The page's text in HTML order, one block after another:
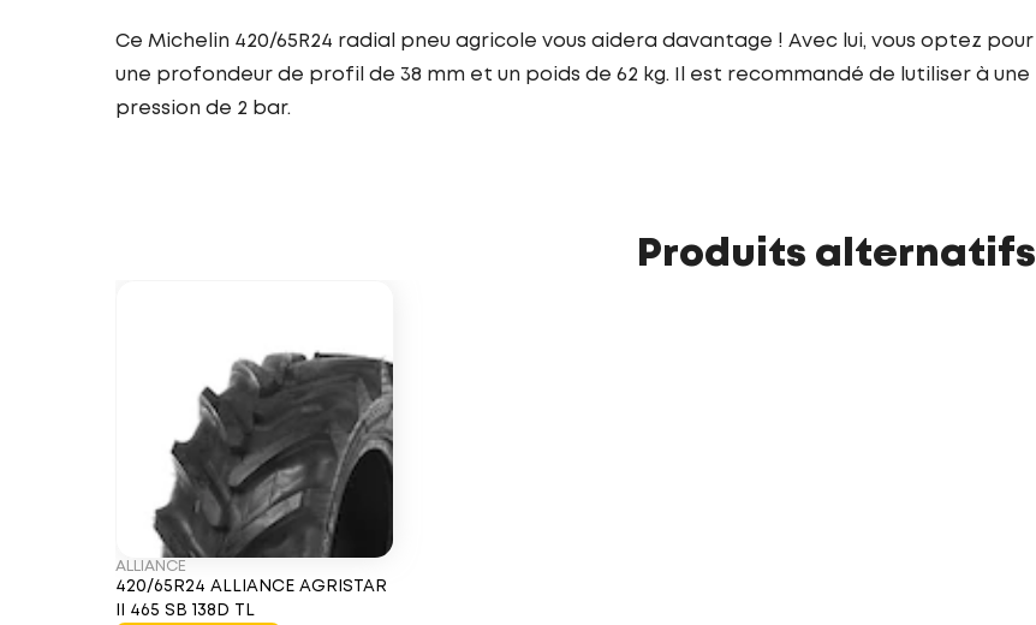
Ce Michelin 420/65R24 radial pneu agricole vous aidera davantage ! Avec lui, vous optez pour
une profondeur de profil de 38 mm et un poids de 62 kg. Il est recommandé de lutiliser à une
pression de 2 bar.
Produits alternatifs
ALLIANCE
420/65R24 ALLIANCE AGRISTAR
II 465 SB 138D TL